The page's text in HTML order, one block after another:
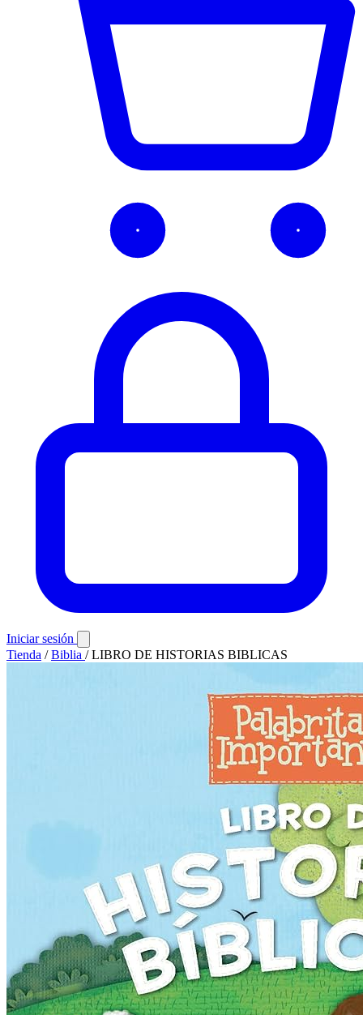
Iniciar sesión
Tienda / Biblia / LIBRO DE HISTORIAS BIBLICAS